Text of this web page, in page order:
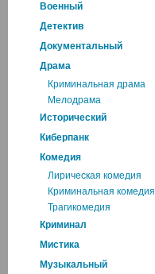
Военный
Детектив
Документальный
Драма
Криминальная драма
Мелодрама
Исторический
Киберпанк
Комедия
Лирическая комедия
Криминальная комедия
Трагикомедия
Криминал
Мистика
Музыкальный